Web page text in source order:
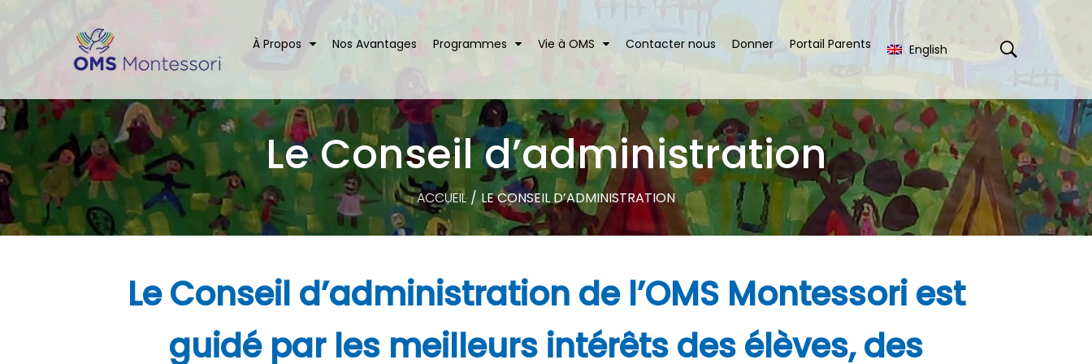
À Propos Nos Avantages Programmes Vie à OMS Contacter nous Donner Portail Parents English
Le Conseil d’administration
ACCUEIL / LE CONSEIL D’ADMINISTRATION
Le Conseil d’administration de l’OMS Montessori est
guidé par les meilleurs intérêts des élèves, des